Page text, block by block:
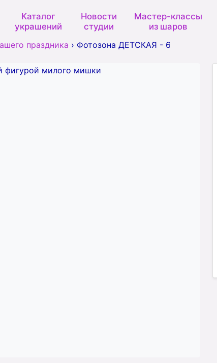
Каталог
украшений
Новости
студии
Мастер-классы
из шаров
праздника › Фотозона ДЕТСКАЯ - 6